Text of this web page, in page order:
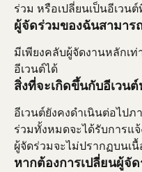
ร่วม หรือเปลี่ยนเป็นอีเวนต์
ผู้จัดร่วมของฉันสามาร
มีเพียงคลับผู้จัดงานหลักเ
อีเวนต์ได้
สิ่งที่จะเกิดขึ้นกับอีเวน
อีเวนต์ยังคงดำเนินต่อไป
ร่วมทั้งหมดจะได้รับการแ
ผู้จัดร่วมจะไม่ปรากฏบนเ
หากต้องการเปลี่ยนผู้จั